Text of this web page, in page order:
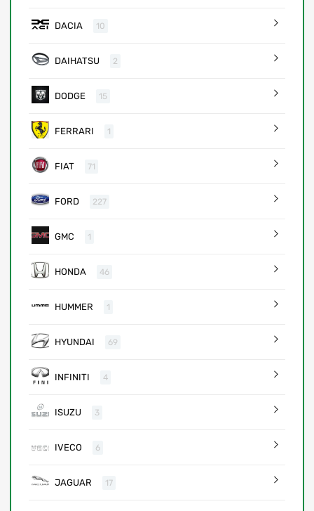
DACIA 10
DAIHATSU 2
DODGE 15
FERRARI 1
FIAT 71
FORD 227
GMC 1
HONDA 46
HUMMER 1
HYUNDAI 69
INFINITI 4
ISUZU 3
IVECO 6
JAGUAR 17